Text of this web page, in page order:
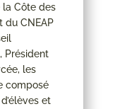
Côte des
du CNEAP
Président
les
composé
et